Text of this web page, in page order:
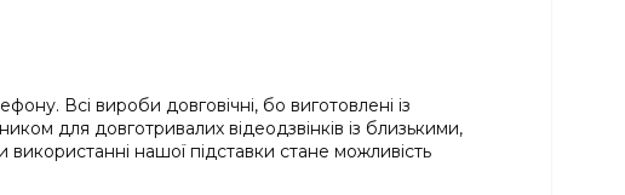
Всі вироби довговічні, бо виготовлені із
для довготривалих відеодзвінків із близькими,
нашої підставки стане можливість